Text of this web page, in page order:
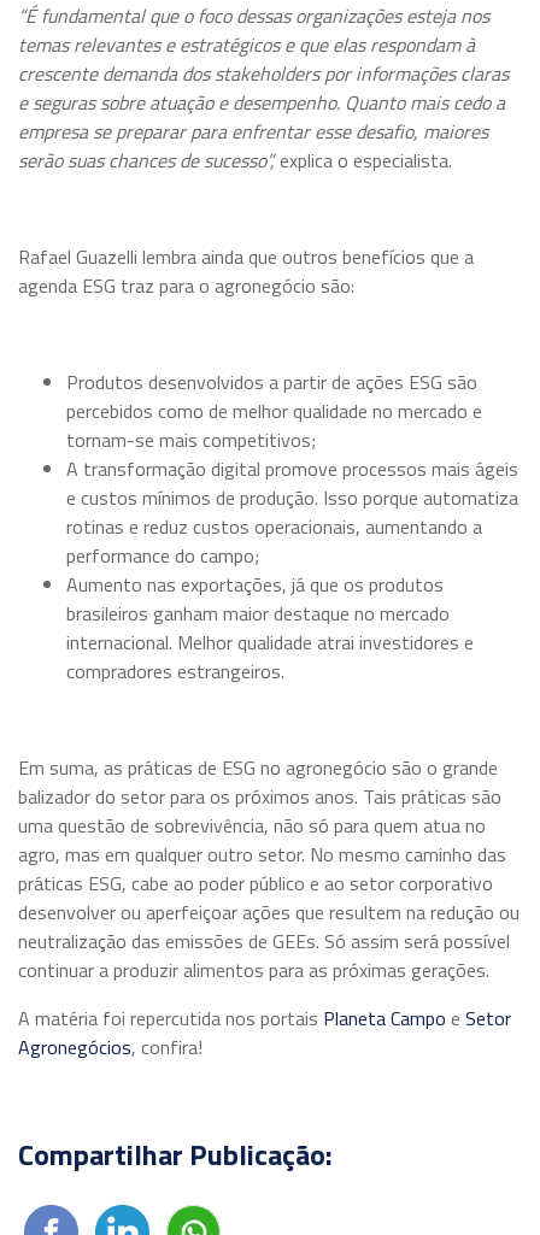
“É fundamental que o foco dessas organizações esteja nos
temas relevantes e estratégicos e que elas respondam à
crescente demanda dos stakeholders por informações claras
e seguras sobre atuação e desempenho. Quanto mais cedo a
empresa se preparar para enfrentar esse desafio, maiores
serão suas chances de sucesso”,explica o especialista.
Rafael Guazelli lembra ainda que outros benefícios que a
agenda ESG traz para o agronegócio são:
Produtos desenvolvidos a partir de ações ESG são
percebidos como de melhor qualidade no mercado e
tornam-se mais competitivos;
A transformação digital promove processos mais ágeis
e custos mínimos de produção. Isso porque automatiza
rotinas e reduz custos operacionais, aumentando a
performance do campo;
Aumento nas exportações, já que os produtos
brasileiros ganham maior destaque no mercado
internacional. Melhor qualidade atrai investidores e
compradores estrangeiros.
Em suma, as práticas de ESG no agronegócio são o grande
balizador do setor para os próximos anos. Tais práticas são
uma questão de sobrevivência, não só para quem atua no
agro, mas em qualquer outro setor. No mesmo caminho das
práticas ESG, cabe ao poder público e ao setor corporativo
desenvolver ou aperfeiçoar ações que resultem na redução ou
neutralização das emissões de GEEs. Só assim será possível
continuar a produzir alimentos para as próximas gerações.
A matéria foi repercutida nos portais Planeta Campo e Setor
Agronegócios, confira!
Compartilhar Publicação: